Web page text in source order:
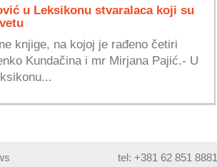
u Leksikonu stvaralaca koji su
knjige, na kojoj je rađeno četiri
Kundačina i mr Mirjana Pajić.- U
tel: +381 62 851 8881